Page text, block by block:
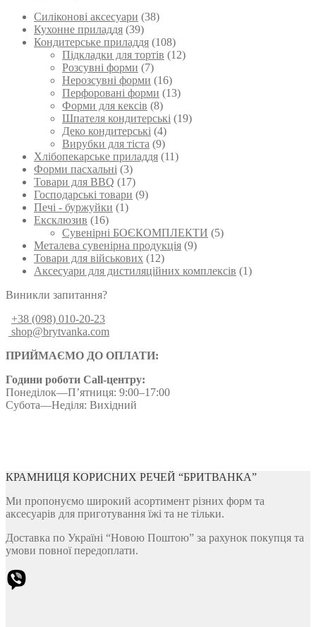
Силіконові аксесуари (38)
Кухонне приладдя (39)
Кондитерське приладдя (108)
Підкладки для тортів (12)
Розсувні форми (7)
Нерозсувні форми (16)
Перфоровані форми (13)
Форми для кексів (8)
Шпателя кондитерські (19)
Деко кондитерські (4)
Вирубки для тіста (9)
Хлібопекарське приладдя (11)
Форми пасхальні (3)
Товари для BBQ (17)
Господарські товари (9)
Печі - буржуйки (1)
Ексклюзив (16)
Сувенірні БОЄКОМПЛЕКТИ (5)
Металева сувенірна продукція (9)
Товари для військових (12)
Аксесуари для дистиляційних комплексів (1)
Виникли запитання?
+38 (098) 010-20-23
shop@brytvanka.com
ПРИЙМАЄМО ДО ОПЛАТИ:
Години роботи Call-центру:
Понеділок—П’ятниця: 9:00–17:00
Субота—Неділя: Вихідний
КРАМНИЦЯ КОРИСНИХ РЕЧЕЙ “БРИТВАНКА”
Ми пропонуємо широкий асортимент різних форм та
аксесуарів для приготування їжі та не тільки.
Доставка по Україні “Новою Поштою” за рахунок покупця та
умови повної передоплати.